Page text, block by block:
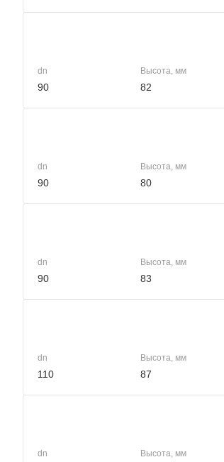
dn
90
Высота, мм
82
dn
90
Высота, мм
80
dn
90
Высота, мм
83
dn
110
Высота, мм
87
dn Высота, мм